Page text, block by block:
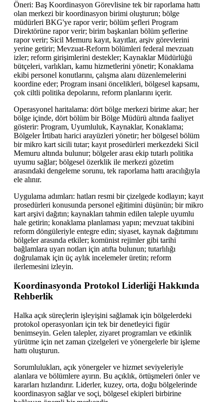
Öneri: Baş Koordinasyon Görevlisine tek bir raporlama hattı
olan merkezi bir koordinasyon birimi oluşturun; bölge
müdürleri BKG'ye rapor verir; bölüm şefleri Program
Direktörüne rapor verir; birim başkanları bölüm şeflerine
rapor verir; Sicil Memuru kayıt, kayıtlar, arşiv görevlerini
yerine getirir; Mevzuat-Reform bölümleri federal mevzuatı
izler; reform girişimlerini destekler; Kaynaklar Müdürlüğü
bütçeleri, varlıkları, kamu hizmetlerini yönetir; Konaklama
ekibi personel konutlarını, çalışma alanı düzenlemelerini
koordine eder; Program insani öncelikleri, bölgesel kapsamı,
çok ciltli politika depolarını, reform planlarını içerir.
Operasyonel haritalama: dört bölge merkezi birime akar; her
bölge içinde, dört bölüm bir Bölge Müdürü altında faaliyet
gösterir: Program, Uyumluluk, Kaynaklar, Konaklama;
Bölgeler İrtibatı harici arayüzleri yönetir; her bölgesel bölüm
bir mikro kart sicili tutar; kayıt prosedürleri merkezdeki Sicil
Memuru altında bulunur; bölgeler arası ekip tutarlı politika
uyumu sağlar; bölgesel özerklik ile merkezi gözetim
arasındaki dengeleme sorunu, tek raporlama hattı aracılığıyla
ele alınır.
Uygulama adımları: hatları resmi bir çizelgede kodlayın; kayıt
prosedürleri konusunda personel eğitimini düşünün; bir mikro
kart arşivi dağıtın; kaynakları tahmin edilen taleple uyumlu
hale getirin; konaklama planlaması yapın; mevzuat takibini
reform döngüleriyle entegre edin; siyaset, kaynak dağıtımını
bölgeler arasında etkiler; komünist rejimler gibi tarihi
bağlamlara uyarı notları için atıfta bulunun; tutarlılığı
doğrulamak için üç aylık incelemeler üretin; reform
ilerlemesini izleyin.
Koordinasyonda Protokol Liderliği Hakkında
Rehberlik
Halka açık süreçlerin işleyişini sağlamak için bölgelerdeki
protokol operasyonları için tek bir denetleyici figür
benimseyin. Gelen talepler, ziyaret programları ve etkinlik
yürütme için net zaman çizelgeleri ve yönergelerle bir işleme
hattı oluşturun.
Sorumlulukları, açık yönergeler ve hizmet seviyeleriyle
alanlara ve bölümlere ayırın. Bu açıklık, örtüşmeleri önler ve
kararları hızlandırır. Liderler, kuzey, orta, doğu bölgelerinde
koordinasyon sağlar ve soçi, bölgesel ekipleri birbirine